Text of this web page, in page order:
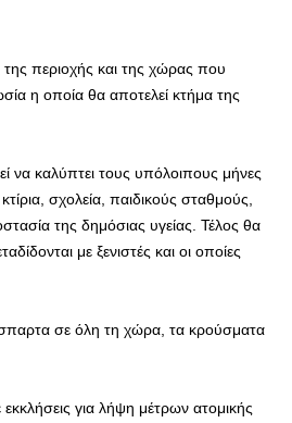
της περιοχής και της χώρας που
η οποία θα αποτελεί κτήμα της
να καλύπτει τους υπόλοιπους μήνες
σχολεία, παιδικούς σταθμούς,
της δημόσιας υγείας. Τέλος θα
με ξενιστές και οι οποίες
σε όλη τη χώρα, τα κρούσματα
εκκλήσεις για λήψη μέτρων ατομικής